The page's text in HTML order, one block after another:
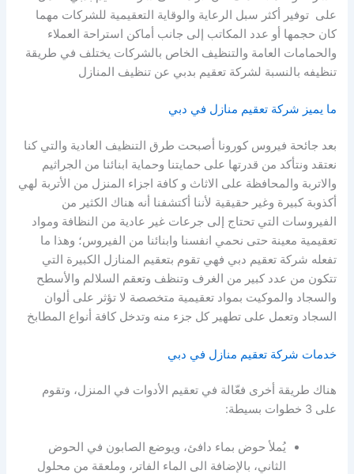
على توفير أكثر سبل الرعاية والوقاية التعقيمية للشركات مهما
كان حجمها أو عدد المكاتب إلى جانب أماكن استراحة العملاء
والحمامات العامة والتنظيف الخاص بالشركات يختلف في طريقة
تنظيفه بالنسبة لشركة تعقيم بدبي عن تنظيف المنازل
ما يميز شركة تعقيم منازل في دبي
بعد جائحة فيروس كورونا أصبحت طرق التنظيف العادية والتي كنا
نعتقد ونتأكد من قدرتها على حمايتنا وحماية ابنائنا من الجراثيم
والاتربة والمحافظة على الاثاث و كافة اجزاء المنزل من الأتربة لهي
أكذوبة كبيرة وغير حقيقية لأننا أكتشفنا أنه هناك الكثير من
الفيروسات التي تحتاج إلى جرعات غير عادية من النظافة ومواد
تعقيمية معينة حتى نحمي انفسنا وابنائنا من الفيروس؛ وهذا ما
تفعله شركة تعقيم دبي فهي تقوم بتعقيم المنازل الكبيرة التي
تتكون من عدد كبير من الغرف وتنظف وتعقم السلالم والأسطح
والسجاد والموكيت بمواد تعقيمية متخصصة لا تؤثر على ألوان
السجاد وتعمل على تطهير كل جزء منه وتدخل كافة أنواع المطابخ
خدمات شركة تعقيم منازل في دبي
هناك طريقة أخرى فعّالة في تعقيم الأدوات في المنزل، وتقوم
على 3 خطوات بسيطة:
يُملأ حوض بماء دافئ، ويوضع الصابون في الحوض
الثاني، بالإضافة الى الماء الفاتر، وملعقة من محلول